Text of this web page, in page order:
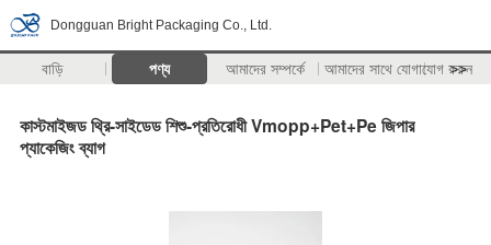
Dongguan Bright Packaging Co., Ltd.
বাড়ি পণ্য আমাদের সম্পর্কে আমাদের সাথে যোগাযোগ করুন
>>
কাস্টমাইজড থ্রি-সাইডেড শিশু-প্রতিরোধী Vmopp+Pet+Pe জিপার
প্যাকেজিং ব্যাগ